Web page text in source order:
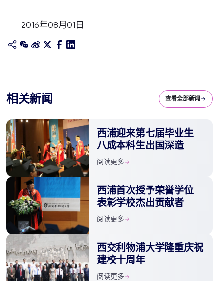
2016年08月01日
相关新闻 查看全部新闻
西浦迎来第七届毕业生
八成本科生出国深造
阅读更多
西浦首次授予荣誉学位
表彰学校杰出贡献者
阅读更多
西交利物浦大学隆重庆祝
建校十周年
阅读更多